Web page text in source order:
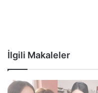
İlgili Makaleler